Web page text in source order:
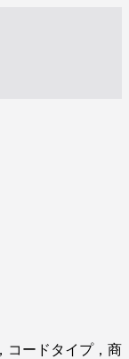
コードタイプ，商